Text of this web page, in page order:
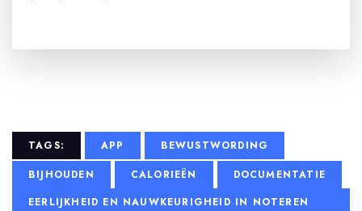
TAGS: APP
BEWUSTWORDING
BIJHOUDEN
CALORIEËN
DOCUMENTATIE
EERLIJKHEID EN NAUWKEURIGHEID IN NOTEREN